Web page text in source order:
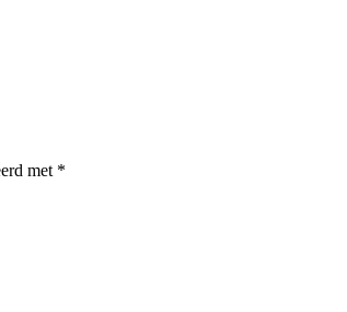
met *